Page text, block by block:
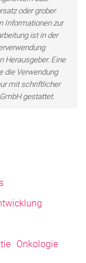
oder grober
Informationen zur
ist in der
Herausgeber. Eine
die Verwendung
mit schriftlicher
gestattet.
Onkologie